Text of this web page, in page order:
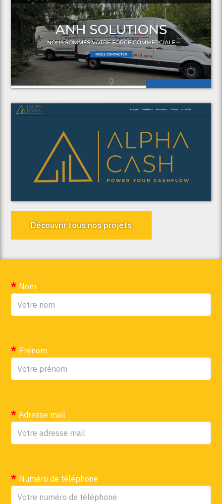
Voir le projet
ANH Solutions
Voir le projet
Alpha Cash Consulting
Découvrir tous nos projets
Nom
Prénom
Adresse mail
Numéro de téléphone